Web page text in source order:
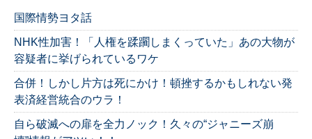
国際情勢ヨタ話
NHK性加害！「人権を蹂躙しまくっていた」あの大物が
容疑者に挙げられているワケ
合併！しかし片方は死にかけ！頓挫するかもしれない発
表済経営統合のウラ！
自ら破滅への扉を全力ノック！久々の“ジャニーズ崩